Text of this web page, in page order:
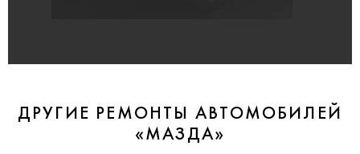
ДРУГИЕ РЕМОНТЫ АВТОМОБИЛЕЙ
«МАЗДА»